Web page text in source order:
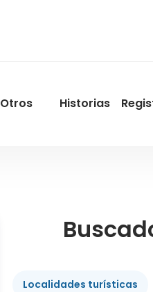
Otros Historias
Localidades turísticas